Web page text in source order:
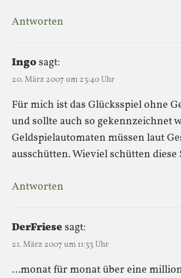
Antworten
Ingosagt:
20. März 2007 um 23:40 Uhr
Für mich ist das Glücksspiel ohne
und sollte auch so gekennzeichnet
Geldspielautomaten müssen laut
ausschütten. Wieviel schütten diese
Antworten
DerFriesesagt:
21. März 2007 um 11:33 Uhr
…monat für monat über eine